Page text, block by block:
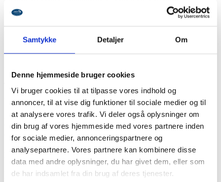
Samtykke Detaljer Om
Denne hjemmeside bruger cookies
Vi bruger cookies til at tilpasse vores indhold og
annoncer, til at vise dig funktioner til sociale medier og til
at analysere vores trafik. Vi deler også oplysninger om
din brug af vores hjemmeside med vores partnere inden
for sociale medier, annonceringspartnere og
analysepartnere. Vores partnere kan kombinere disse
data med andre oplysninger, du har givet dem, eller som
de har indsamlet fra din brug af deres tjenester.
På IST-uddannelsen beskæftiger vi os en smule med emnet på
enkelte skader, og columnaterapeuterne behersker adskillige
Nu laves der også et kursus i MET af ekstremiteterne, hvor der
praktisere de forskellige teknikker på dine patienter med stor effekt.
Alle der har en eller anden behandleruddannelse kan deltage, så det
er lige meget om du ermassør,idrætsskadeterapeuteller har en
anden behandleruddannelse.
Hvad er MET
MET er også kaldet Muskel Energi teknik og er en direkte og aktiv
teknik; som betyder, ved man går ind i en restriktive (hæmmende)